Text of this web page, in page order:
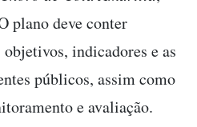
plano deve conter
indicadores e as
públicos, assim como
e avaliação.